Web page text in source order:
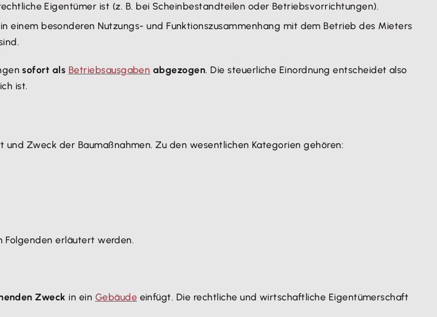
Eigentümer ist (z. B. bei Scheinbestandteilen oder Betriebsvorrichtungen).
einem besonderen Nutzungs- und Funktionszusammenhang mit dem Betrieb des Mieters
sofort als Betriebsausgaben abgezogen. Die steuerliche Einordnung entscheidet also
ist.
Zweck der Baumaßnahmen. Zu den wesentlichen Kategorien gehören:
Folgenden erläutert werden.
Zweck in ein Gebäude einfügt. Die rechtliche und wirtschaftliche Eigentümerschaft